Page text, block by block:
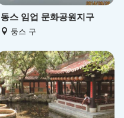
동스 임업 문화공원지구
둥스 구